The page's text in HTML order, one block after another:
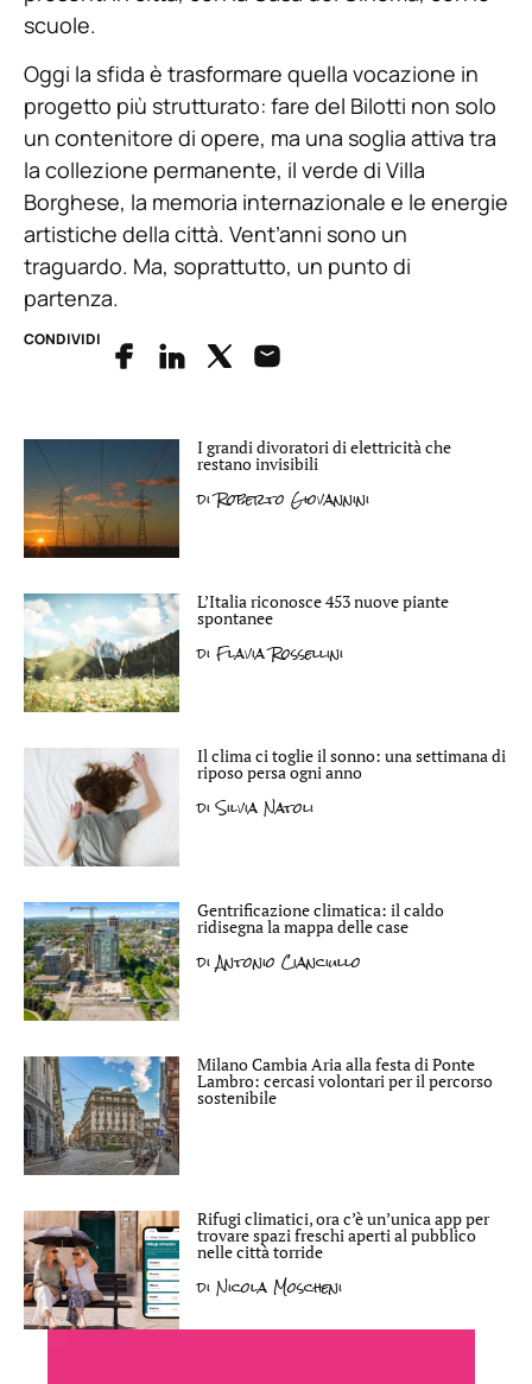
scuole.
Oggi la sfida è trasformare quella vocazione in
progetto più strutturato: fare del Bilotti non solo
un contenitore di opere, ma una soglia attiva tra
la collezione permanente, il verde di Villa
Borghese, la memoria internazionale e le energie
artistiche della città. Vent’anni sono un
traguardo. Ma, soprattutto, un punto di
partenza.
CONDIVIDI
I grandi divoratori di elettricità che
restano invisibili
diRoberto Giovannini
L’Italia riconosce 453 nuove piante
spontanee
di Flavia Rossellini
Il clima ci toglie il sonno: una settimana di
riposo persa ogni anno
diSilvia Natoli
Gentrificazione climatica: il caldo
ridisegna la mappa delle case
diAntonio Cianciullo
Milano Cambia Aria alla festa di Ponte
Lambro: cercasi volontari per il percorso
sostenibile
Rifugi climatici, ora c’è un’unica app per
trovare spazi freschi aperti al pubblico
nelle città torride
di Nicola Moscheni